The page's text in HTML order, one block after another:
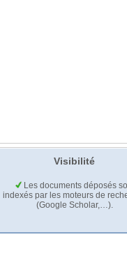
Visibilité
Les documents déposés
indexés par les moteurs de
(Google Scholar,…).